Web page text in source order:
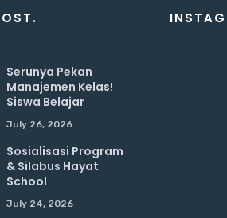
Serunya Pekan
Manajemen Kelas!
Siswa Belajar
July 26, 2026
Sosialisasi Program
& Silabus Hayat
School
July 24, 2026